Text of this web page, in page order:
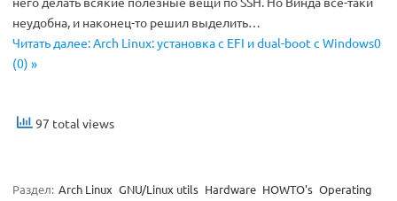
неудобна, и наконец-то решил выделить…
Читать далее: Arch Linux: установка с EFI и dual-boot с Windows0
(0) »
97 total views
Раздел: Arch Linux GNU/Linux utils Hardware HOWTO's Operating